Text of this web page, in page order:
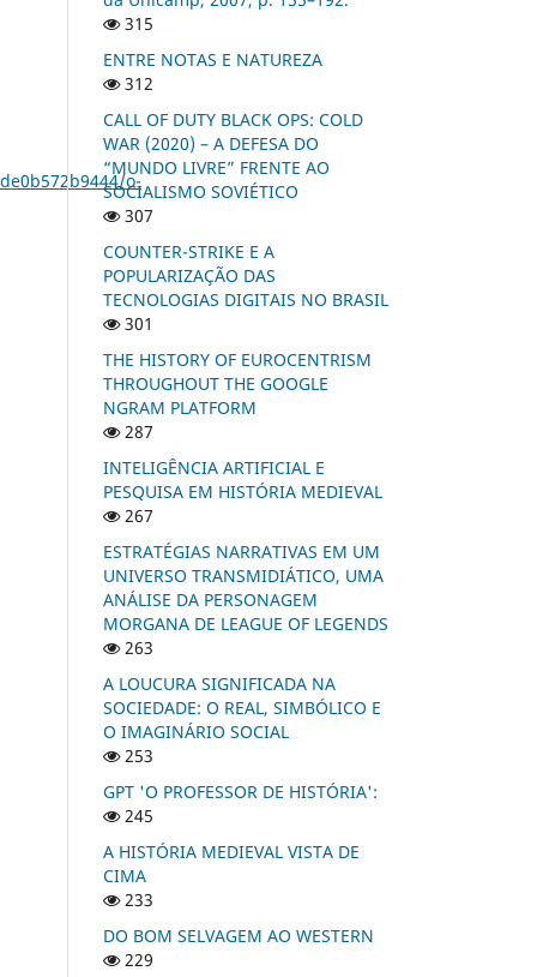
o-
315
ENTRE NOTAS E NATUREZA
312
CALL OF DUTY BLACK OPS: COLD
WAR (2020) – A DEFESA DO
“MUNDO LIVRE” FRENTE AO
SOCIALISMO SOVIÉTICO
307
COUNTER-STRIKE E A
POPULARIZAÇÃO DAS
TECNOLOGIAS DIGITAIS NO BRASIL
301
THE HISTORY OF EUROCENTRISM
THROUGHOUT THE GOOGLE
NGRAM PLATFORM
287
INTELIGÊNCIA ARTIFICIAL E
PESQUISA EM HISTÓRIA MEDIEVAL
267
ESTRATÉGIAS NARRATIVAS EM UM
UNIVERSO TRANSMIDIÁTICO, UMA
ANÁLISE DA PERSONAGEM
MORGANA DE LEAGUE OF LEGENDS
263
A LOUCURA SIGNIFICADA NA
SOCIEDADE: O REAL, SIMBÓLICO E
O IMAGINÁRIO SOCIAL
253
GPT 'O PROFESSOR DE HISTÓRIA':
245
A HISTÓRIA MEDIEVAL VISTA DE
CIMA
233
DO BOM SELVAGEM AO WESTERN
229